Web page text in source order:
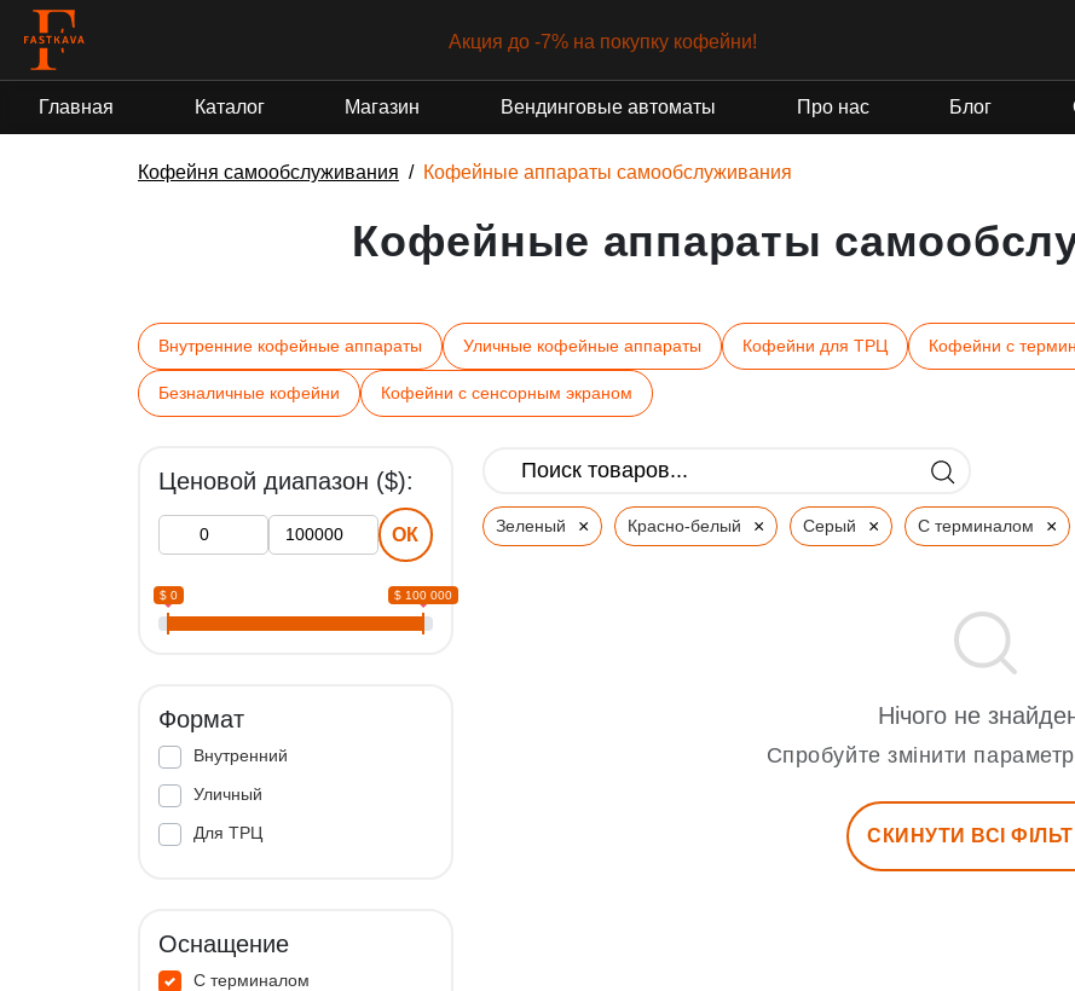
Акция до -7% на покупку кофейни!
Главная Каталог Магазин Вендинговые автоматы Про нас Блог
Кофейня самообслуживания Кофейные аппараты самообслуживания
Кофейные аппараты
Внутренние кофейные аппараты Уличные кофейные аппараты Кофейни для ТРЦ Кофейни с
Безналичные кофейни Кофейни с сенсорным экраном
Ценовой диапазон ($):
ОК
$ 0 $ 100 000
Формат
Внутренний
Уличный
Для ТРЦ
Оснащение
С терминалом
Зеленый × Красно-белый × Серый × С терминалом ×
Нічого не
Спробуйте змінити
СКИНУТИ ВСІ